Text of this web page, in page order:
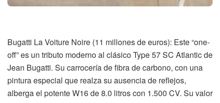
Bugatti La Voiture Noire (11 millones de euros): Este “one-
off” es un tributo moderno al clásico Type 57 SC Atlantic de
Jean Bugatti. Su carrocería de fibra de carbono, con una
pintura especial que realza su ausencia de reflejos,
alberga el potente W16 de 8.0 litros con 1.500 CV. Su valor